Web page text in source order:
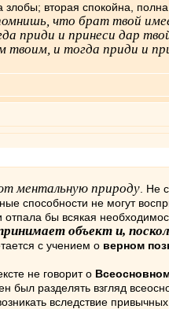
вторая спокойна,
что брат твой
приди и принеси дар
и тогда приди и
ментальную природу . Не
способности не могут
бы всякая
объект и,
с учением о верном
не говорит о
разделять взгляд
вследствие